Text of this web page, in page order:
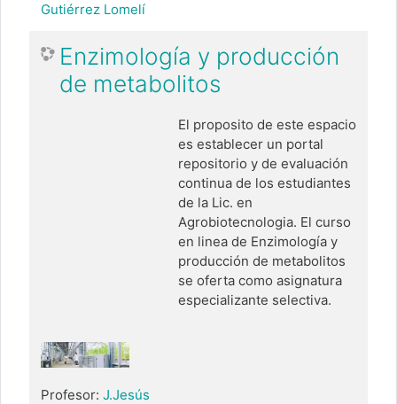
Gutiérrez Lomelí
Enzimología y producción
de metabolitos
El proposito de este espacio
es establecer un portal
repositorio y de evaluación
continua de los estudiantes
de la Lic. en
Agrobiotecnologia. El curso
en linea de Enzimología y
producción de metabolitos
se oferta como asignatura
especializante selectiva.
Profesor: J.Jesús